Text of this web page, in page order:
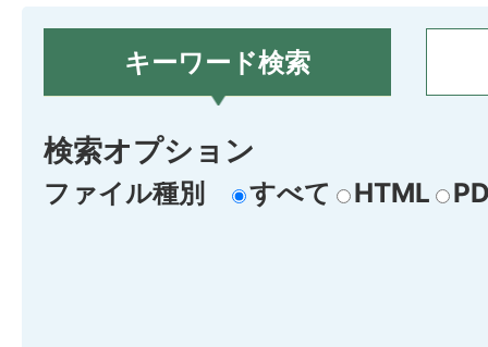
キーワード検索
検索オプション
ファイル種別 すべて HTML